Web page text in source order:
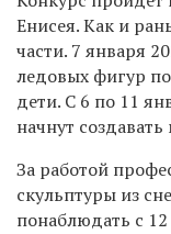
Енисея. Как и
части. 7 января
ледовых фигур
дети. С 6 по 11
начнут
За работой
скульптуры из
понаблюдать с